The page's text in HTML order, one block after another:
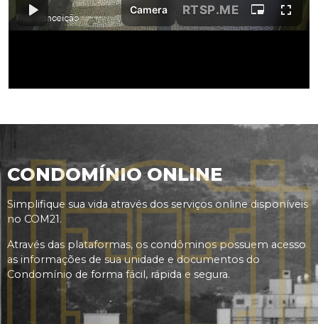
CONDOMÍNIO ONLINE
Simplifique sua vida através dos serviços online disponíveis
no COM21.
Através das plataformas, os condôminos possuem acesso
as informações de sua unidade e documentos do
Condomínio de forma fácil, rápida e segura.